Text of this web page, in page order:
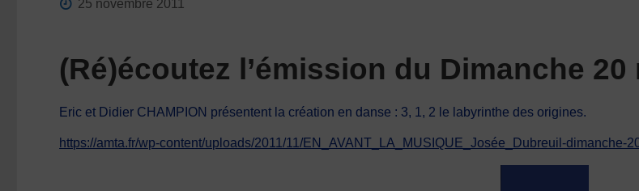
25 novembre 2011
(Ré)écoutez l’émission du Dimanche 20
Eric et Didier CHAMPION présentent la création en danse : 3, 1, 2 le labyrinthe des origines.
https://amta.fr/wp-content/uploads/2011/11/EN_AVANT_LA_MUSIQUE_Josée_Dubreuil-dimanche-